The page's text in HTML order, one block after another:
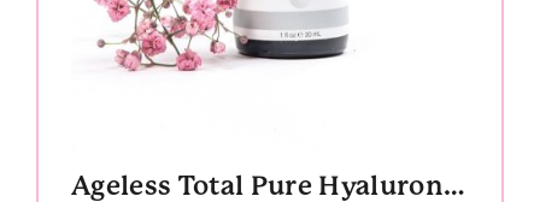
Ageless Total Pure Hyaluronic Filler